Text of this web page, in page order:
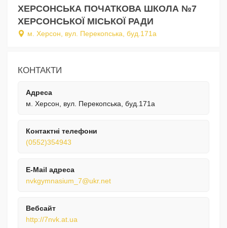
ХЕРСОНСЬКА ПОЧАТКОВА ШКОЛА №7
ХЕРСОНСЬКОЇ МІСЬКОЇ РАДИ
м. Херсон, вул. Перекопська, буд.171а
КОНТАКТИ
Адреса
м. Херсон, вул. Перекопська, буд.171а
Контактні телефони
(0552)354943
E-Mail адреса
nvkgymnasium_7@ukr.net
Вебсайт
http://7nvk.at.ua